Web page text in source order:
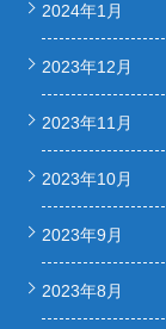
2024年1月
2023年12月
2023年11月
2023年10月
2023年9月
2023年8月